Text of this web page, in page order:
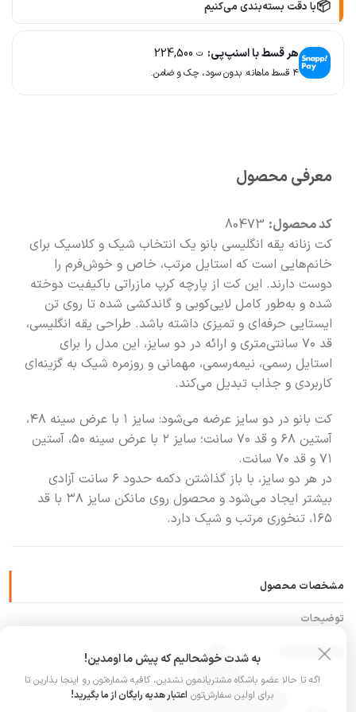
📦با دقت بسته‌بندی می‌کنیم
🧡بعد از خرید هم کنارتیم
هر قسط با اسنپ‌پی: ت224,500
۴ قسط ماهانه. بدون سود، چک و ضامن.
معرفی محصول
کد محصول: 80473
کت زنانه یقه انگلیسی بانو یک انتخاب شیک و کلاسیک برای
خانم‌هایی است که استایل مرتب، خاص و خوش‌فرم را
دوست دارند. این کت از پارچه کرپ مازراتی باکیفیت دوخته
شده و به‌طور کامل لایی‌کوبی و گاندکشی شده تا روی تن
ایستایی حرفه‌ای و تمیزی داشته باشد. طراحی یقه انگلیسی،
قد ۷۰ سانتی‌متری و ارائه در دو سایز، این مدل را برای
استایل رسمی، نیمه‌رسمی، مهمانی و روزمره شیک به گزینه‌ای
کاربردی و جذاب تبدیل می‌کند.
کت بانو در دو سایز عرضه می‌شود: سایز ۱ با عرض سینه ۴۸،
آستین ۶۸ و قد ۷۰ سانت؛ سایز ۲ با عرض سینه ۵۰، آستین
۷۱ و قد ۷۰ سانت.
در هر دو سایز، با باز گذاشتن دکمه حدود ۶ سانت آزادی
بیشتر ایجاد می‌شود و محصول روی مانکن سایز ۳۸ با قد
۱۶۵، تنخوری مرتب و شیک دارد.
مشخصات محصول
توضیحات
نظرات (0)
سرمه ای, کرم, مشکی, چری, قهوه ای
به شدت خوشحالیم که پیش ما اومدین!
اگه تا حالا عضو باشگاه مشتریانمون نشدین، کافیه شماره‌تون رو اینجا بذارین تا
برای اولین سفارش‌توناعتبار هدیه رایگان از ما بگیرید!